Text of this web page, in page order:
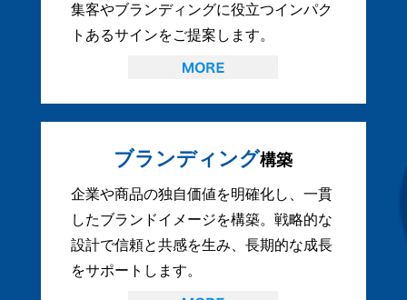
集客やブランディングに役立つインパク
トあるサインをご提案します。
ブランディング構築
企業や商品の独自価値を明確化し、一貫
したブランドイメージを構築。戦略的な
設計で信頼と共感を生み、長期的な成長
をサポートします。